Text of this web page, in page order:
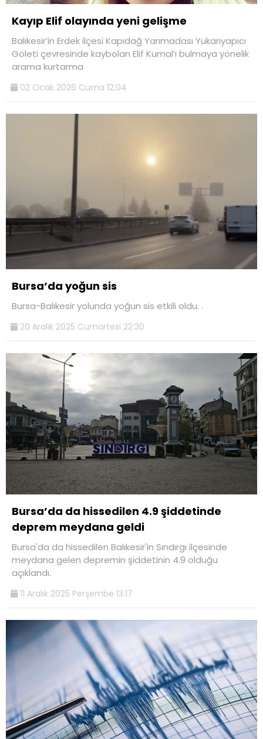
Kayıp Elif olayında yeni gelişme
Balıkesir’in Erdek ilçesi Kapıdağ Yarımadası Yukarıyapıcı
Göleti çevresinde kaybolan Elif Kumal’ı bulmaya yönelik
arama kurtarma
02 Ocak 2026 Cuma 12:04
Bursa’da yoğun sis
Bursa-Balıkesir yolunda yoğun sis etkili oldu. .
20 Aralık 2025 Cumartesi 22:30
Bursa’da da hissedilen 4.9 şiddetinde
deprem meydana geldi
Bursa'da da hissedilen Balıkesir'in Sındırgı ilçesinde
meydana gelen depremin şiddetinin 4.9 olduğu
açıklandı.
11 Aralık 2025 Perşembe 13:17